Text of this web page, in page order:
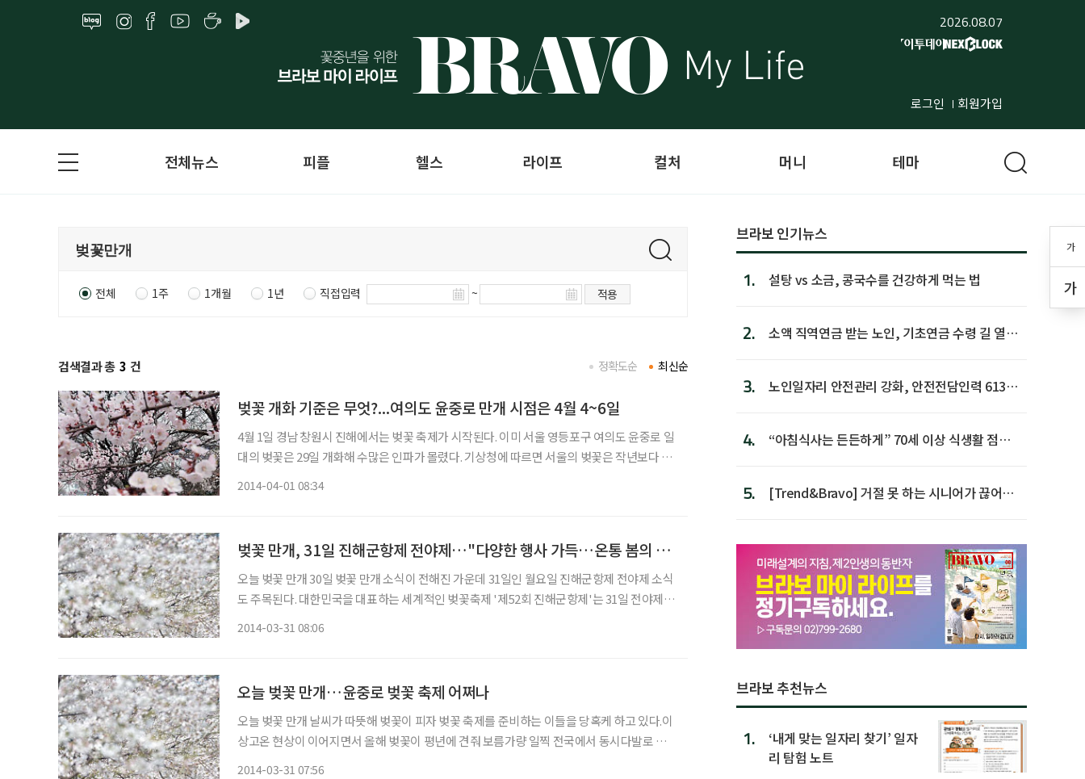
2026.08.07
로그인 회원가입
가
가
전체뉴스 피플 헬스 라이프 컬처 머니 테마
전체 1주 1개월 1년 직접입력 ~ 적용
검색결과 총 3 건 최신순
정확도순
벚꽃 개화 기준은 무엇?...여의도 윤중로 만개 시점은 4월 4~6일
4월 1일 경남 창원시 진해에서는 벚꽃 축제가 시작된다. 이미 서울 영등포구 여의도 윤중로 일
대의 벚꽃은 29일 개화해 수많은 인파가 몰렸다. 기상청에 따르면 서울의 벚꽃은 작년보다 18
2014-04-01 08:34
벚꽃 만개, 31일 진해군항제 전야제…"다양한 행사 가득…온통 봄의 향연"
오늘 벚꽃 만개 30일 벚꽃 만개 소식이 전해진 가운데 31일인 월요일 진해군항제 전야제 소식
도 주목된다. 대한민국을 대표하는 세계적인 벚꽃축제 '제52회 진해군항제'는 31일 전야제
2014-03-31 08:06
오늘 벚꽃 만개…윤중로 벚꽃 축제 어쩌나
오늘 벚꽃 만개 날씨가 따뜻해 벚꽃이 피자 벚꽃 축제를 준비하는 이들을 당혹케 하고 있다.이
상고온 현상이 이어지면서 올해 벚꽃이 평년에 견줘 보름가량 일찍 전국에서 동시다발로 피
2014-03-31 07:56
브라보 인기뉴스
1. 설탕 vs 소금, 콩국수를 건강하게 먹는 법
2.
소액 직역연금 받는 노인, 기초연금 수령 길 열린
3.
노인일자리 안전관리 강화, 안전전담인력 613명
4.
“아침식사는 든든하게” 70세 이상 식생활 점수
5.
[Trend&Bravo] 거절 못 하는 시니어가 끊어야
브라보 추천뉴스
1.
‘내게 맞는 일자리 찾기’ 일자
리 탐험 노트